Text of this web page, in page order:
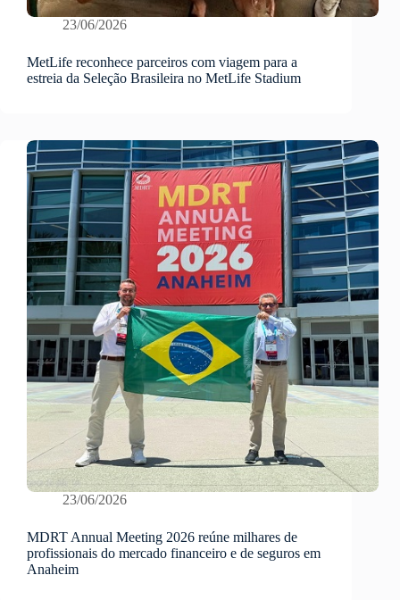
23/06/2026
MetLife reconhece parceiros com viagem para a
estreia da Seleção Brasileira no MetLife Stadium
23/06/2026
MDRT Annual Meeting 2026 reúne milhares de
profissionais do mercado financeiro e de seguros em
Anaheim